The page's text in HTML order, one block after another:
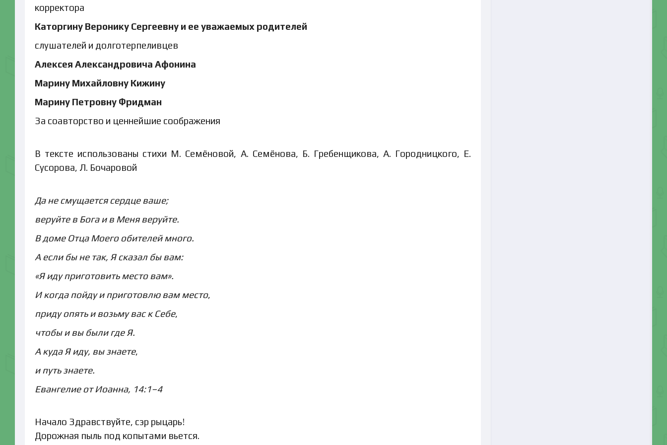
корректора
Каторгину Веронику Сергеевну и ее уважаемых родителей
слушателей и долготерпеливцев
Алексея Александровича Афонина
Марину Михайловну Кижину
Марину Петровну Фридман
За соавторство и ценнейшие соображения
В тексте использованы стихи М. Семёновой, А. Семёнова, Б. Гребенщикова, А. Городницкого, Е.
Сусорова, Л. Бочаровой
Да не смущается сердце ваше;
веруйте в Бога и в Меня веруйте.
В доме Отца Моего обителей много.
А если бы не так, Я сказал бы вам:
«Я иду приготовить место вам».
И когда пойду и приготовлю вам место,
приду опять и возьму вас к Себе,
чтобы и вы были где Я.
А куда Я иду, вы знаете,
и путь знаете.
Евангелие от Иоанна, 14:1–4
Начало Здравствуйте, сэр рыцарь!
Дорожная пыль под копытами вьется.